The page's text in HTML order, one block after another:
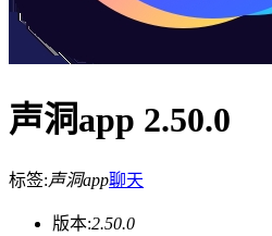
声洞app 2.50.0
标签:声洞app聊天
版本:2.50.0